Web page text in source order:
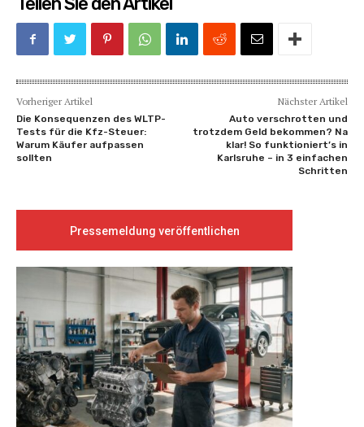
Vorheriger Artikel
Die Konsequenzen des WLTP-
Tests für die Kfz-Steuer:
Warum Käufer aufpassen
sollten
Nächster Artikel
Auto verschrotten und
trotzdem Geld bekommen? Na
klar! So funktioniert’s in
Karlsruhe – in 3 einfachen
Schritten
Pressemeldung veröffentlichen